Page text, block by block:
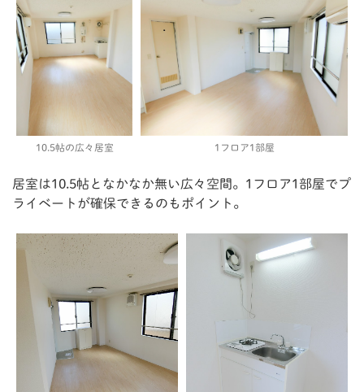
10.5帖の広々居室 1フロア1部屋
居室は10.5帖となかなか無い広々空間。1フロア1部屋でプ
ライベートが確保できるのもポイント。